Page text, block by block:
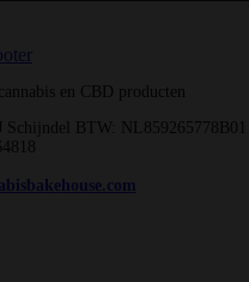
en CBD producten
Schijndel BTW: NL859265778B01